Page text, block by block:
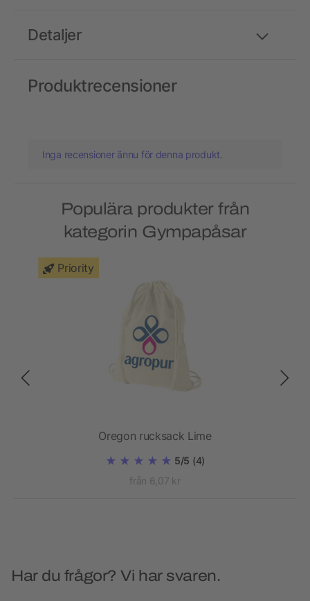
Detaljer
Produktrecensioner
Inga recensioner ännu för denna produkt.
Populära produkter från
kategorin Gympapåsar
Priority
Oregon rucksack Lime
5/5 (4)
från 6,07 kr
Har du frågor? Vi har svaren.